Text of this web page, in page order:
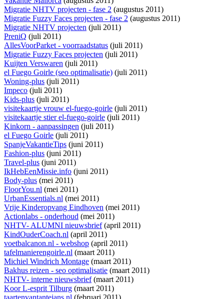
Migratie NHTV projecten - fase 2 (augustus 2011)
Migratie Fuzzy Faces projecten - fase 2 (augustus 2011)
Migratie NHTV projecten (juli 2011)
PreniQ (juli 2011)
AllesVoorParket - voorraadstatus (juli 2011)
Migratie Fuzzy Faces projecten (juli 2011)
Kuijten Verswaren (juli 2011)
el Fuego Goirle (seo optimalisatie) (juli 2011)
Woning-plus (juli 2011)
Impeco (juli 2011)
Kids-plus (juli 2011)
visitekaartje vrouw el-fuego-goirle (juli 2011)
visitekaartje stier el-fuego-goirle (juli 2011)
Kinkorn - aanpassingen (juli 2011)
el Fuego Goirle (juli 2011)
SpanjeVakantieTips (juni 2011)
Fashion-plus (juni 2011)
Travel-plus (juni 2011)
IkHebEenMissie.info (juni 2011)
Body-plus (mei 2011)
FloorYou.nl (mei 2011)
UrbanEssentials.nl (mei 2011)
Vrije Kinderopvang Eindhoven (mei 2011)
Actionlabs - onderhoud (mei 2011)
NHTV- ALUMNI nieuwsbrief(april 2011)
KindOuderCoach.nl (april 2011)
voetbalcanon.nl - webshop (april 2011)
tafelmanierengoirle.nl (maart 2011)
Michiel Windrich Montage (maart 2011)
Bakhus reizen - seo optimalisatie (maart 2011)
NHTV- interne nieuwsbrief(maart 2011)
Koor L-esprit Tilburg (maart 2011)